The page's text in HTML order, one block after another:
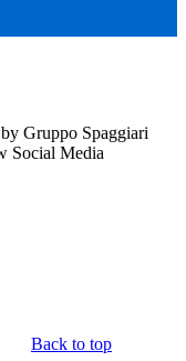
Gruppo Spaggiari
Social Media
Back to top